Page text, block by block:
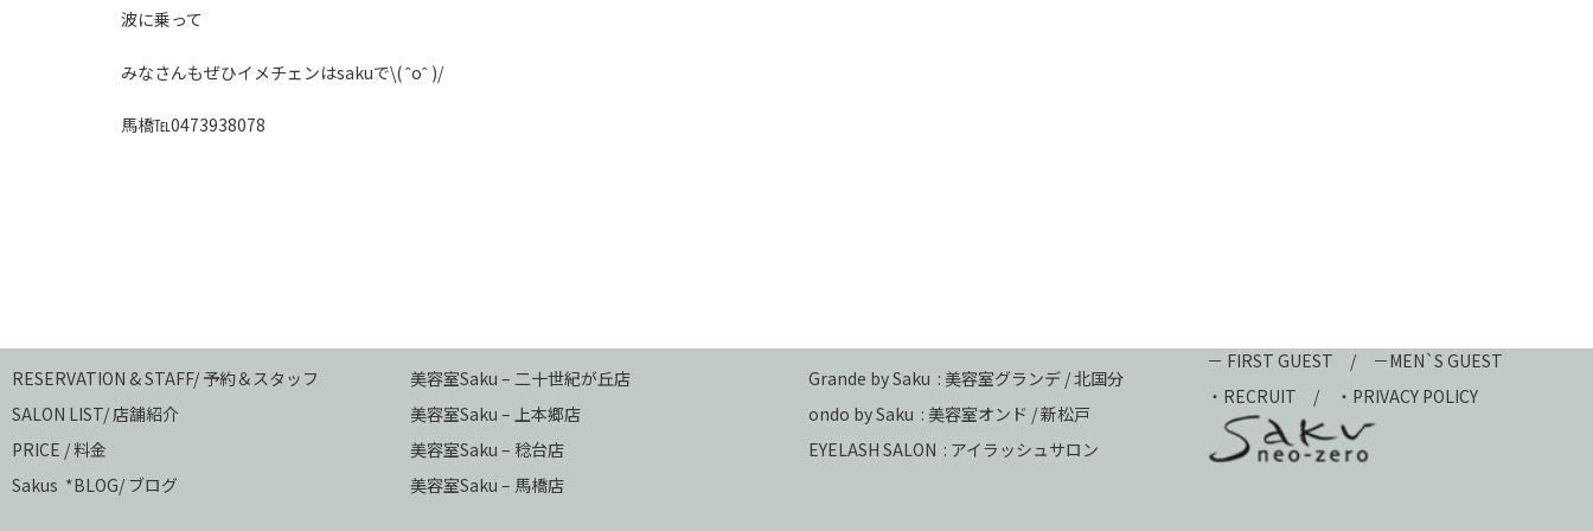
波に乗って
みなさんもぜひイメチェンはsakuで\( ˆoˆ )/
馬橋℡0473938078
RESERVATION & STAFF/ 予約＆スタッフ
SALON LIST/ 店舗紹介
PRICE / 料金
Sakus *BLOG/ ブログ
美容室Saku – 二十世紀が丘店
美容室Saku – 上本郷店
美容室Saku – 稔台店
美容室Saku – 馬橋店
Grande by Saku : 美容室グランデ / 北国分
ondo by Saku : 美容室オンド / 新松戸
EYELASH SALON : アイラッシュサロン
－ FIRST GUEST / －MEN`S GUEST
・ RECRUIT / ・PRIVACY POLICY